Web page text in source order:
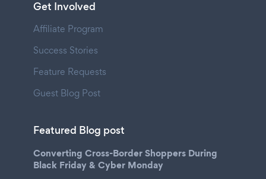
Get Involved
Affiliate Program
Success Stories
Feature Requests
Guest Blog Post
Featured Blog post
Converting Cross-Border Shoppers During
Black Friday & Cyber Monday